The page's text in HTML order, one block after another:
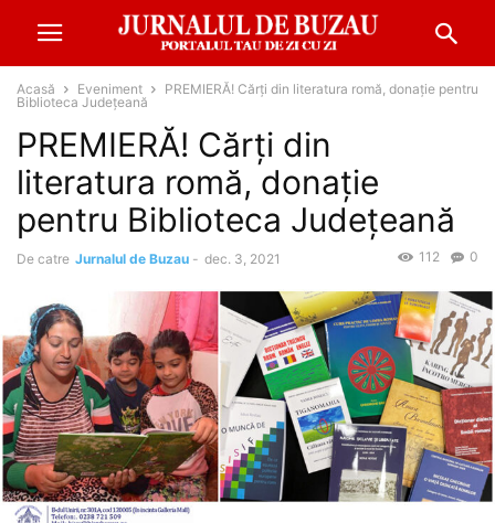
Acasă Eveniment
PREMIERĂ! Cărți din literatura romă, donație pentru
Biblioteca Județeană
PREMIERĂ! Cărți din
literatura romă, donație
pentru Biblioteca Județeană
De catre Jurnalul de Buzau - dec. 3, 2021 0
112